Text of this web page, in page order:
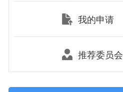
我的申请
推荐委员会